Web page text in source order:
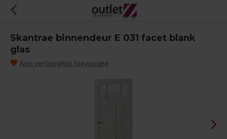
Skantrae binnendeur E 031 facet blank
glas
Aan verlanglijst toevoegen